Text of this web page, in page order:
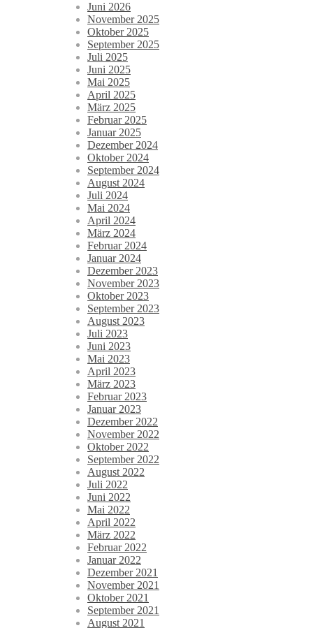
Juni 2026
November 2025
Oktober 2025
September 2025
Juli 2025
Juni 2025
Mai 2025
April 2025
März 2025
Februar 2025
Januar 2025
Dezember 2024
Oktober 2024
September 2024
August 2024
Juli 2024
Mai 2024
April 2024
März 2024
Februar 2024
Januar 2024
Dezember 2023
November 2023
Oktober 2023
September 2023
August 2023
Juli 2023
Juni 2023
Mai 2023
April 2023
März 2023
Februar 2023
Januar 2023
Dezember 2022
November 2022
Oktober 2022
September 2022
August 2022
Juli 2022
Juni 2022
Mai 2022
April 2022
März 2022
Februar 2022
Januar 2022
Dezember 2021
November 2021
Oktober 2021
September 2021
August 2021